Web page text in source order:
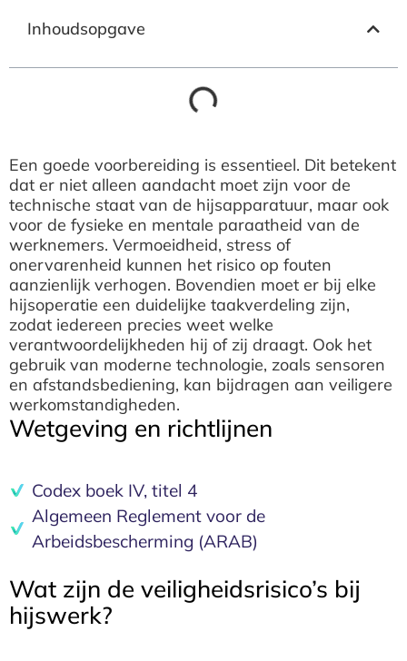
Inhoudsopgave
Een goede voorbereiding is essentieel. Dit betekent
dat er niet alleen aandacht moet zijn voor de
technische staat van de hijsapparatuur, maar ook
voor de fysieke en mentale paraatheid van de
werknemers. Vermoeidheid, stress of
onervarenheid kunnen het risico op fouten
aanzienlijk verhogen. Bovendien moet er bij elke
hijsoperatie een duidelijke taakverdeling zijn,
zodat iedereen precies weet welke
verantwoordelijkheden hij of zij draagt. Ook het
gebruik van moderne technologie, zoals sensoren
en afstandsbediening, kan bijdragen aan veiligere
werkomstandigheden.
Wetgeving en richtlijnen
Codex boek IV, titel 4
Algemeen Reglement voor de
Arbeidsbescherming (ARAB)
Wat zijn de veiligheidsrisico’s bij
hijswerk?